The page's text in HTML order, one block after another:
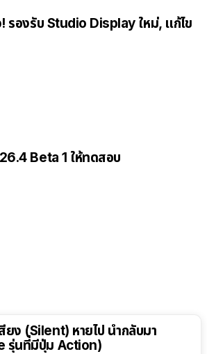
รองรับ Studio Display ใหม่, แก้ไข
Beta 1 ให้ทดสอบ
ยง (Silent) หายไป นำกลับมา
รุ่นที่มีปุ่ม Action)